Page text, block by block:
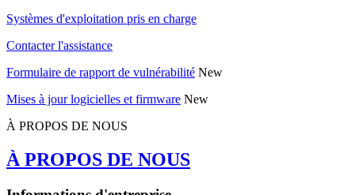
Systèmes d'exploitation pris en charge
Contacter l'assistance
Formulaire de rapport de vulnérabilité New
Mises à jour logicielles et firmware New
À PROPOS DE NOUS
À PROPOS DE NOUS